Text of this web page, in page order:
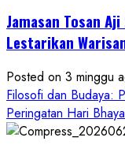
Hayuning
Bawono
Jamasan Tosan
Lestarikan
Posted on 3 minggu
Filosofi dan Budaya:
Peringatan Hari